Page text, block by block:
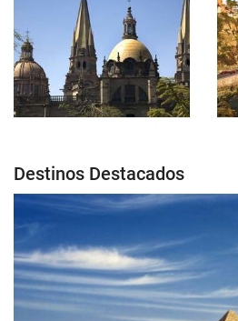
Destinos Destacados